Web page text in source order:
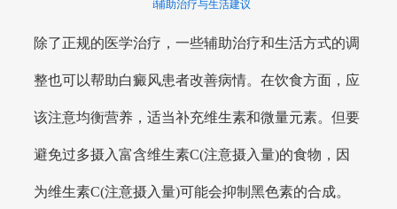
i辅助治疗与生活建议
除了正规的医学治疗，一些辅助治疗和生活方式的调
整也可以帮助白癜风患者改善病情。在饮食方面，应
该注意均衡营养，适当补充维生素和微量元素。但要
避免过多摄入富含维生素C(注意摄入量)的食物，因
为维生素C(注意摄入量)可能会抑制黑色素的合成。